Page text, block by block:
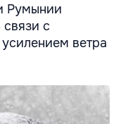
Румынии
с
ветра